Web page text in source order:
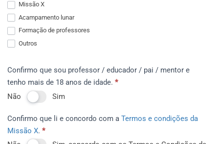
Missão X
Acampamento lunar
Formação de professores
Outros
Confirmo que sou professor / educador / pai / mentor e
tenho mais de 18 anos de idade. *
Não
Sim
Confirmo que li e concordo com a Termos e condições da
Missão X. *